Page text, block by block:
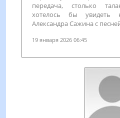
передача, столько
хотелось бы увидеть
Александра Сажина с
19 января 2026 06:45